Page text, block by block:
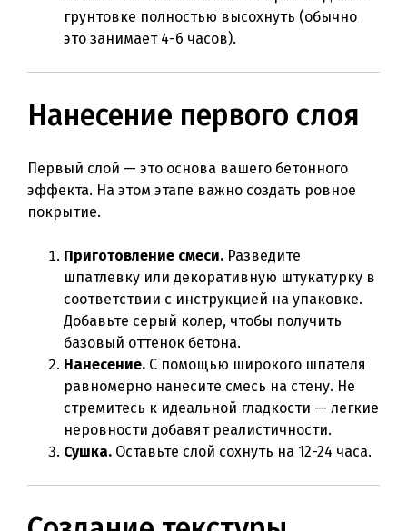
грунтовке полностью высохнуть (обычно
это занимает 4-6 часов).
Нанесение первого слоя
Первый слой — это основа вашего бетонного
эффекта. На этом этапе важно создать ровное
покрытие.
Приготовление смеси. Разведите
шпатлевку или декоративную штукатурку в
соответствии с инструкцией на упаковке.
Добавьте серый колер, чтобы получить
базовый оттенок бетона.
Нанесение. С помощью широкого шпателя
равномерно нанесите смесь на стену. Не
стремитесь к идеальной гладкости — легкие
неровности добавят реалистичности.
Сушка. Оставьте слой сохнуть на 12-24 часа.